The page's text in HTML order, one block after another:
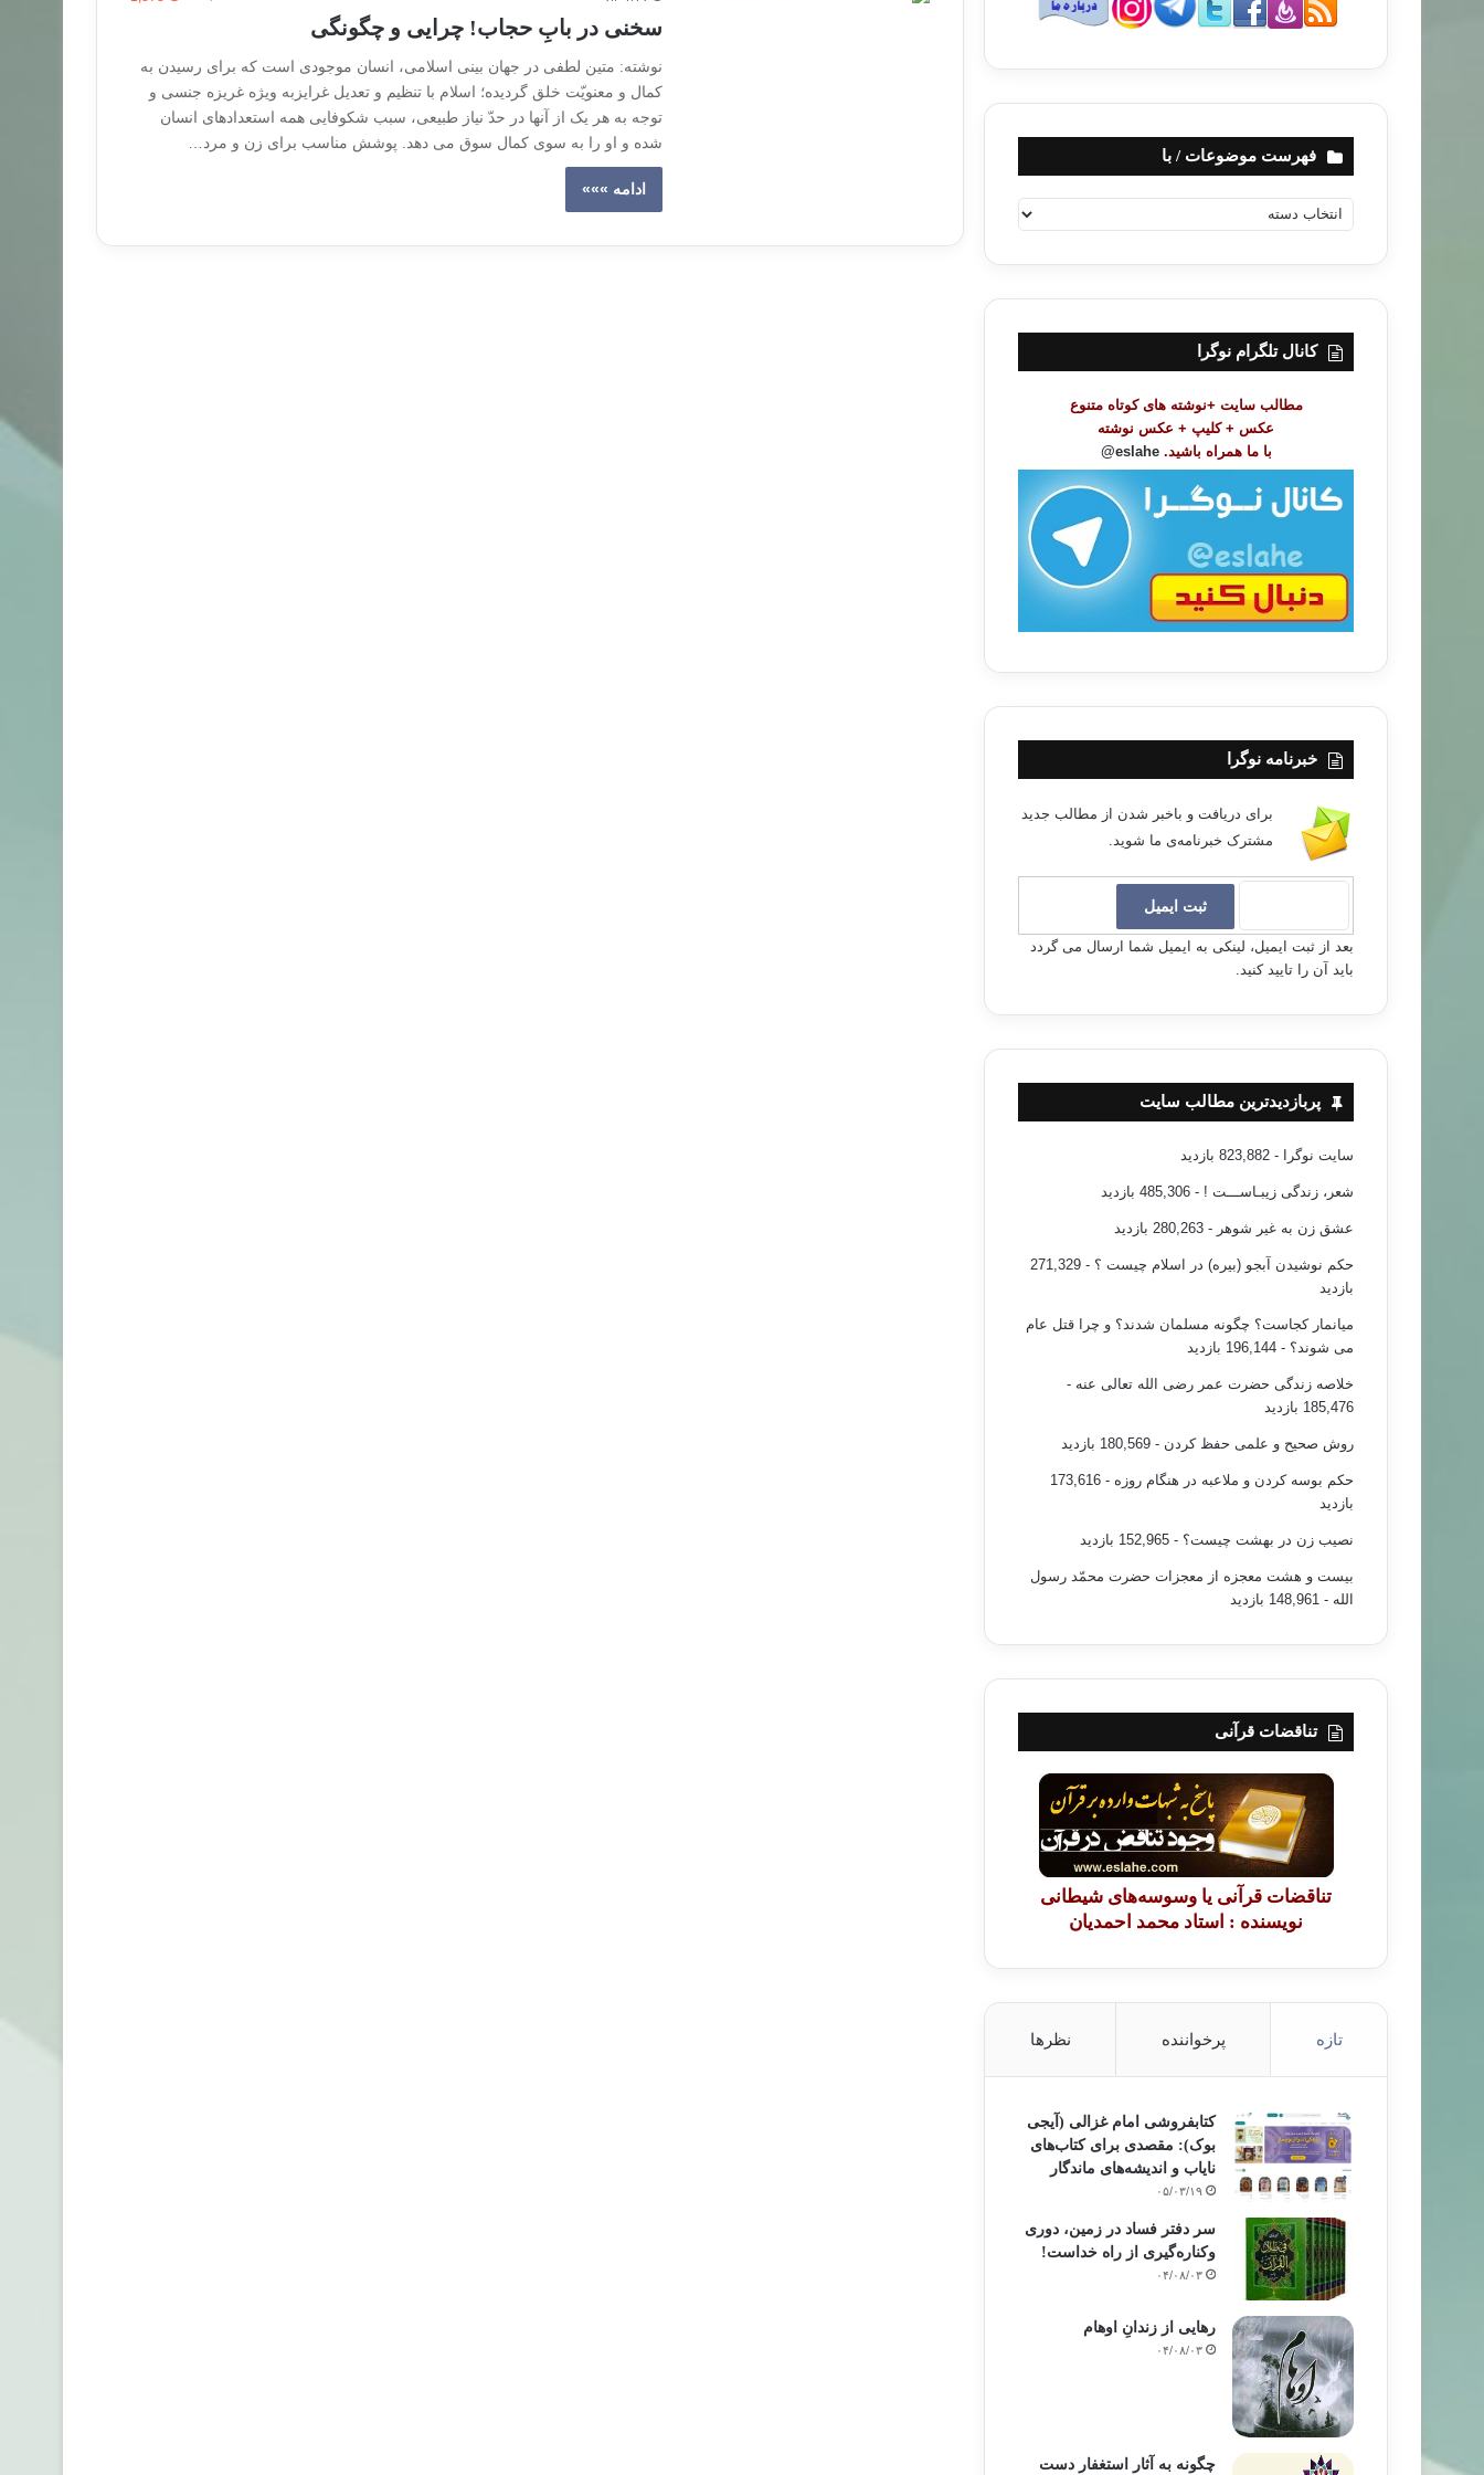
سخنی در بابِ حجاب! چرایی و چگونگی
نوشته: متین لطفی در جهان بینی اسلامی، انسان موجودى است که براى رسیدن به
کمال و معنویّت خلق گردیده؛ اسلام با تنظیم و تعدیل غرایزبه ویژه غریزه جنسى و
توجه به هر یک از آن‏ها در حدّ نیاز طبیعى، سبب شکوفایى همه استعدادهاى انسان
شده و او را به سوى کمال سوق می دهد. پوشش مناسب براى زن و مرد…
ادامه »»»
فهرست موضوعات / با
ه
ت
ض
کانال تلگرام نوگرا
مطالب سایت +نوشته های کوتاه متنوع
عکس + کلیپ + عکس نوشته
با ما همراه باشید. eslahe@
خبرنامه نوگرا
برای دریافت و باخبر شدن از مطالب جدید
مشترک خبرنامه‌ی ما شوید.
بعد از ثبت ایمیل، لینکی به ایمیل شما ارسال می گردد
باید آن را تایید کنید.
پربازدیدترین مطالب سایت
سایت نوگرا - 823,882 بازدید
شعر، زندگی زیبـاســـت ! - 485,306 بازدید
عشق زن به غیر شوهر - 280,263 بازدید
حکم نوشیدن آبجو (بیره) در اسلام چیست ؟
- 271,329
بازدید
میانمار کجاست؟ چگونه مسلمان شدند؟ و چرا قتل عام
می شوند؟ - 196,144 بازدید
خلاصه زندگی حضرت عمر رضی الله تعالی عنه -
185,476 بازدید
روش صحیح و علمی حفظ کردن - 180,569 بازدید
حکم بوسه کردن و ملاعبه در هنگام روزه
- 173,616
بازدید
نصیب زن در بهشت چیست؟ - 152,965 بازدید
بیست و هشت معجزه از معجزات حضرت محمّد رسول
الله - 148,961 بازدید
تناقضات قرآنی
تناقضات قرآنی یا وسوسه‌های شیطانی
نویسنده : استاد محمد احمدیان
تازه پرخواننده نظرها
کتابفروشی امام غزالی (آیجی
بوک): مقصدی برای کتاب‌های
نایاب و اندیشه‌های ماندگار
۰۵/۰۳/۱۹
سر دفتر فساد در زمین‌، دوری
وکناره‌گیری از راه خداست‌!
۰۴/۰۸/۰۳
رهایی از زندانِ اوهام
۰۴/۰۸/۰۳
چگونه به آثار استغفار دست